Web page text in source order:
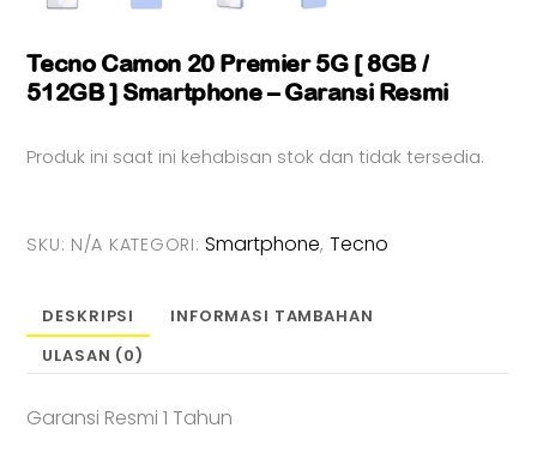
Tecno Camon 20 Premier 5G [ 8GB /
512GB ] Smartphone – Garansi Resmi
Produk ini saat ini kehabisan stok dan tidak tersedia.
SKU: N/A KATEGORI:Smartphone, Tecno
DESKRIPSI
INFORMASI TAMBAHAN
ULASAN (0)
Garansi Resmi 1 Tahun